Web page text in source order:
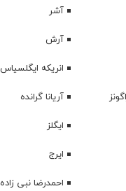
آشر
آرش
انریکه ایگلسیاس
آریانا گرانده
ایگلز
ایرج
احمدرضا نبی زاده